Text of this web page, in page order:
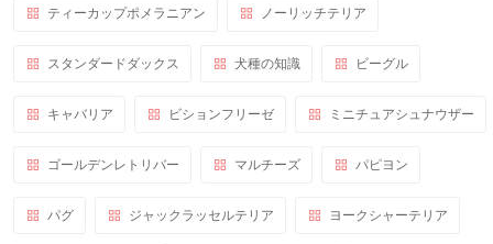
ティーカップポメラニアン ノーリッチテリア
スタンダードダックス 犬種の知識 ビーグル
キャバリア ビションフリーゼ ミニチュアシュナウザー
ゴールデンレトリバー マルチーズ パピヨン
パグ ジャックラッセルテリア ヨークシャーテリア